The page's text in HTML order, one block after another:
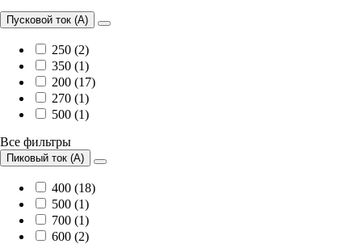
Пусковой ток (А)
250 (2)
350 (1)
200 (17)
270 (1)
500 (1)
Все фильтры
Пиковый ток (А)
400 (18)
500 (1)
700 (1)
600 (2)